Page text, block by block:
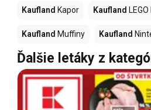
Kaufland Kapor Kaufland
Kaufland Muffiny Kaufland
Ďalšie letáky z